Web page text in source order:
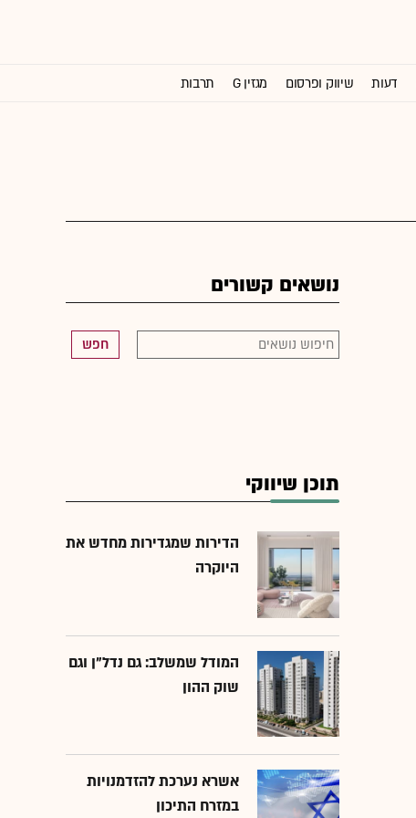
דעות שיווק ופרסום מגזין G תרבות
נושאים קשורים
חפש
תוכן שיווקי
הדירות שמגדירות מחדש את
היוקרה
המודל שמשלב: גם נדל"ן וגם
שוק ההון
אשרא נערכת להזדמנויות
במזרח התיכון